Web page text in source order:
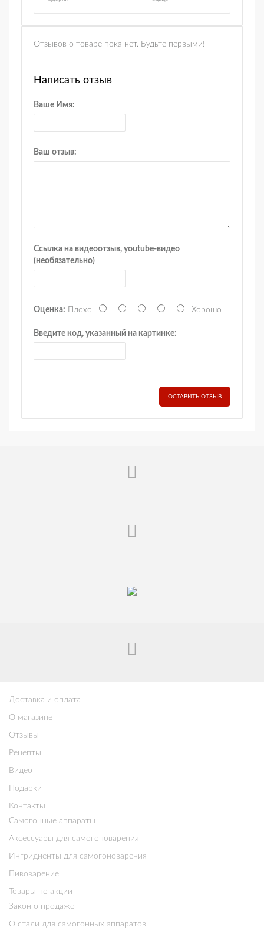
Отзывов о товаре пока нет. Будьте первыми!
Написать отзыв
Ваше Имя:
Ваш отзыв:
Ссылка на видеоотзыв, youtube-видео
(необязательно)
Оценка: Плохо Хорошо
Введите код, указанный на картинке:
ОСТАВИТЬ ОТЗЫВ
Доставка и оплата
О магазине
Отзывы
Рецепты
Видео
Подарки
Контакты
Самогонные аппараты
Аксессуары для самогоноварения
Ингридиенты для самогоноварения
Пивоварение
Товары по акции
Закон о продаже
О стали для самогонных аппаратов